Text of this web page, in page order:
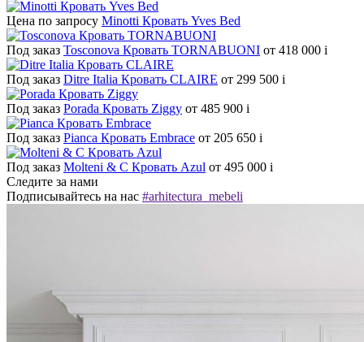
Цена по запросу Minotti Кровать Yves Bed
Под заказ Tosconova Кровать TORNABUONI от 418 000 i
Под заказ Ditre Italia Кровать CLAIRE от 299 500 i
Под заказ Porada Кровать Ziggy от 485 900 i
Под заказ Pianca Кровать Embrace от 205 650 i
Под заказ Molteni & C Кровать Azul от 495 000 i
Следите за нами
Подписывайтесь на нас #arhitectura_mebeli